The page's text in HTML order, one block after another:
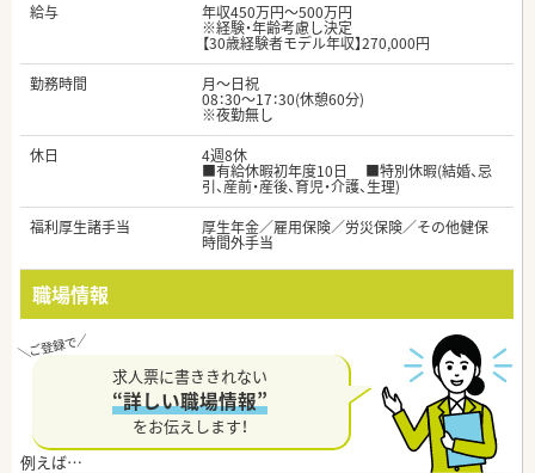
給与
年収450万円～500万円
※経験・年齢考慮し決定
【30歳経験者モデル年収】270,000円
勤務時間
月～日祝
08：30～17：30(休憩60分)
※夜勤無し
休日
4週8休
■有給休暇初年度10日 ■特別休暇(結婚、忌
引、産前・産後、育児・介護、生理)
福利厚生諸手当
厚生年金／雇用保険／労災保険／その他健保
時間外手当
職場情報
求人票に書ききれない
“詳しい職場情報”
をお伝えします！